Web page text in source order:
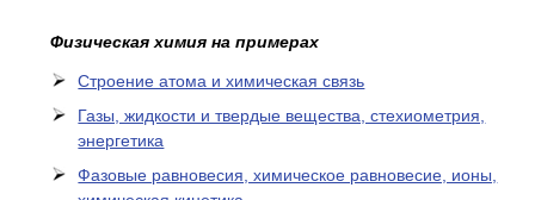
Физическая химия на примерах
Cтроение атома и химическая связь
Газы, жидкости и твердые вещества, стехиометрия,
энергетика
Фазовые равновесия, химическое равновесие, ионы,